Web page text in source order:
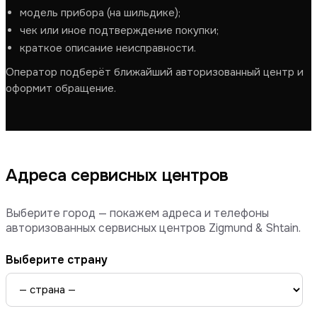
модель прибора (на шильдике);
чек или иное подтверждение покупки;
краткое описание неисправности.
Оператор подберёт ближайший авторизованный центр и
оформит обращение.
Адреса сервисных центров
Выберите город — покажем адреса и телефоны
авторизованных сервисных центров Zigmund & Shtain.
Выберите страну